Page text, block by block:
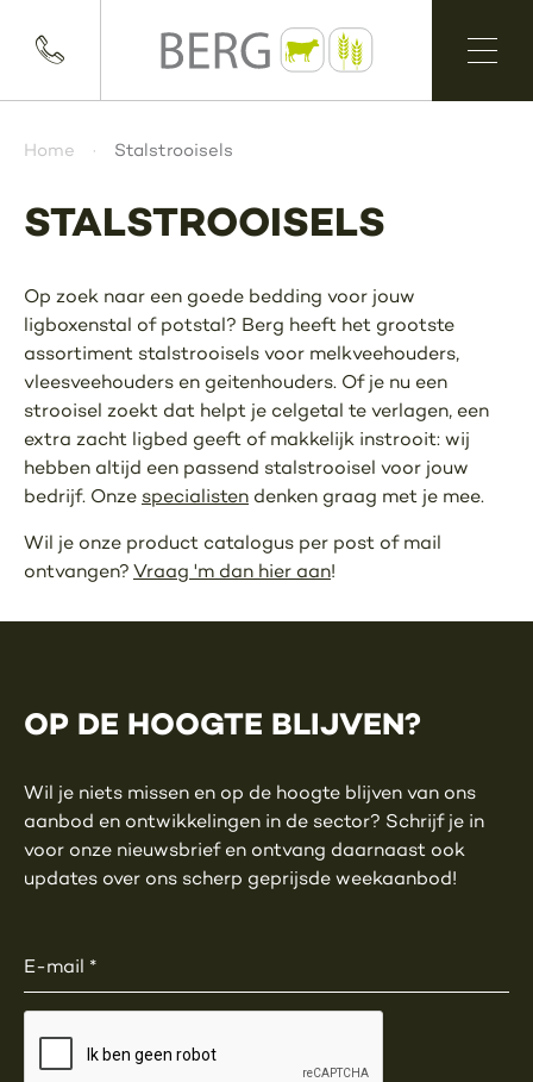
Home Stalstrooisels
STALSTROOISELS
Op zoek naar een goede bedding voor jouw
ligboxenstal of potstal? Berg heeft het grootste
assortiment stalstrooisels voor melkveehouders,
vleesveehouders en geitenhouders. Of je nu een
strooisel zoekt dat helpt je celgetal te verlagen, een
extra zacht ligbed geeft of makkelijk instrooit: wij
hebben altijd een passend stalstrooisel voor jouw
bedrijf. Onze specialisten denken graag met je mee.
Wil je onze product catalogus per post of mail
ontvangen? Vraag 'm dan hier aan!
OP DE HOOGTE BLIJVEN?
Wil je niets missen en op de hoogte blijven van ons
aanbod en ontwikkelingen in de sector? Schrijf je in
voor onze nieuwsbrief en ontvang daarnaast ook
updates over ons scherp geprijsde weekaanbod!